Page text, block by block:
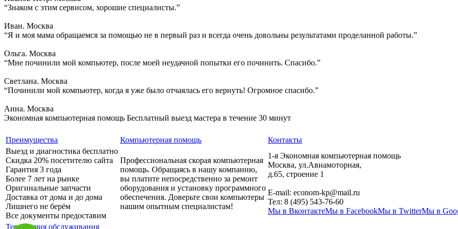
“Знаком с этим сервисом, хорошие специалисты.”
Иван. Москва
“Я и моя мама обращаемся за помощью не в первый раз и всегда очень довольны результатами проделанной работы.”
Ольга. Москва
“Мне починили мой компьютер, после моей неудачной попытки его починить. Спасибо.”
Светлана. Москва
“Починили мой компьютер, когда я уже было отчаялась его вернуть! Огромное спасибо.”
Анна. Москва
Экономная компьютерная помощь Бесплатный выезд мастера в течение 30 минут
Преимущества Компьютерная помощь
Контакты
Выезд и диагностика бесплатно
Скидка 20% посетителю сайта
Гарантия 3 года
Более 7 лет на рынке
Оригинальные запчасти
Доставка от дома и до дома
Лишнего не берём
Все документы предоставим
Профессиональная скорая компьютерная
помощь. Обращаясь в нашу компанию,
вы платите непосредственно за ремонт
оборудования и установку программного
обеспечения. Доверьте свои компьютеры
нашим опытным специалистам!
1-я Экономная компьютерная помощь
Москва, ул.Авиамоторная,
д.65, строение 1
E-mail: econom-kp@mail.ru
Тел: 8 (495) 543-76-60
Мы в ВконтактеМы в FacebookМы в TwitterМы в
Территория обслуживания